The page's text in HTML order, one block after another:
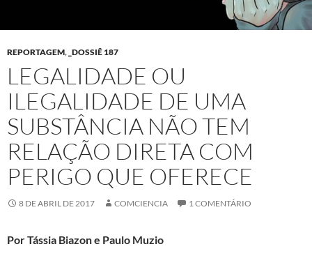
REPORTAGEM, _DOSSIÊ 187
LEGALIDADE OU
ILEGALIDADE DE UMA
SUBSTÂNCIA NÃO TEM
RELAÇÃO DIRETA COM
PERIGO QUE OFERECE
8 DE ABRIL DE 2017 COMCIENCIA 1 COMENTÁRIO
Por Tássia Biazon e Paulo Muzio